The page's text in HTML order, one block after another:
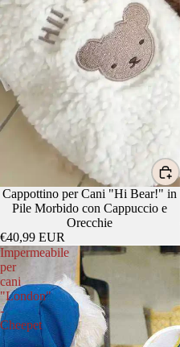
Cappottino per Cani "Hi Bear!" in
Pile Morbido con Cappuccio e
Orecchie
€40,99 EUR
Impermeabile
per
cani
"London"
-
Cheepet